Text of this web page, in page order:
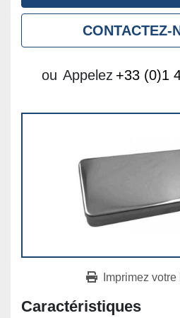
CONTACTEZ-
ou Appelez +33 (0)1
Imprimez
Caractéristiques